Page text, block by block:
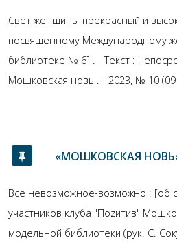
Свет женщины-прекрасный и
посвященному Международному
библиотеке № 6] . - Текст :
Мошковская новь . - 2023, № 10
«МОШКОВСКАЯ
Всё невозможное-возможно : [об
участников клуба "Поzитив"
модельной библиотеки (рук. С.